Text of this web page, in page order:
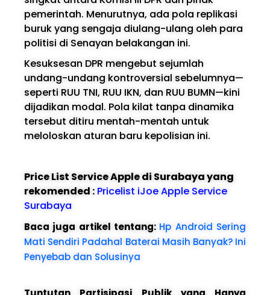
pemerintah. Menurutnya, ada pola replikasi
buruk yang sengaja diulang-ulang oleh para
politisi di Senayan belakangan ini.
Kesuksesan DPR mengebut sejumlah
undang-undang kontroversial sebelumnya—
seperti RUU TNI, RUU IKN, dan RUU BUMN—kini
dijadikan modal. Pola kilat tanpa dinamika
tersebut ditiru mentah-mentah untuk
meloloskan aturan baru kepolisian ini.
Price List Service Apple di Surabaya yang
rekomended : Pricelist iJoe Apple Service
Surabaya
Baca juga artikel tentang: Hp Android Sering
Mati Sendiri Padahal Baterai Masih Banyak? Ini
Penyebab dan Solusinya